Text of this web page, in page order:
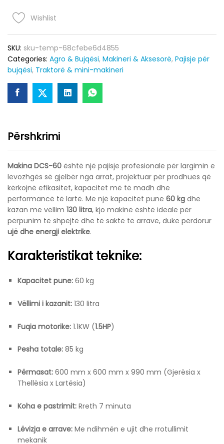
Arrave
60
(60KG
/
130L
/
1.1KW
/
Wishlist
SKU: sku-temp-68cfebe6d4855
Categories: Agro & Bujqësi, Makineri & Aksesorë, Pajisje për
bujqësi, Traktorë & mini-makineri
Përshkrimi
Makina DCS-60 është një pajisje profesionale për largimin e
levozhgës së gjelbër nga arrat, projektuar për prodhues që
kërkojnë efikasitet, kapacitet më të madh dhe
performancë të lartë. Me një kapacitet pune 60 kg dhe
kazan me vëllim 130 litra, kjo makinë është ideale për
përpunim të shpejtë dhe të saktë të arrave, duke përdorur
ujë dhe energji elektrike.
Karakteristikat teknike:
Kapacitet pune: 60 kg
Vëllimi i kazanit: 130 litra
Fuqia motorike: 1.1KW (1.5HP)
Pesha totale: 85 kg
Përmasat: 600 mm x 600 mm x 990 mm (Gjerësia x
Thellësia x Lartësia)
Koha e pastrimit: Rreth 7 minuta
Lëvizja e arrave: Me ndihmën e ujit dhe rrotullimit
mekanik